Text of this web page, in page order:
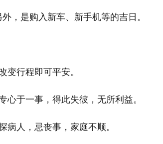
，是购入新车、新手机等的吉日。
变行程即可平安。
心于一事，得此失彼，无所利益。
病人，忌丧事，家庭不顺。